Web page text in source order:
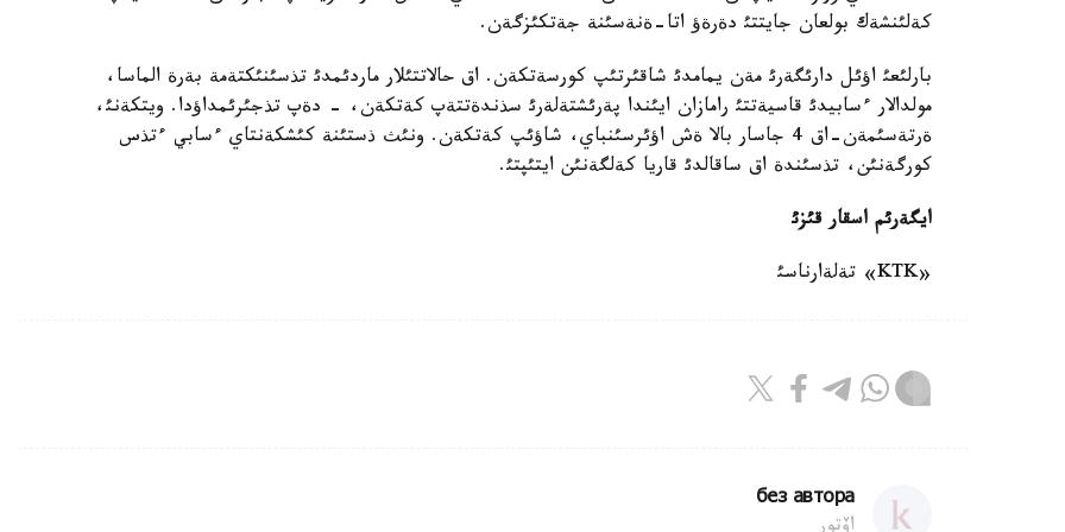
كةلئنشةك بولعان جايتتئ دةرةؤ اتا-ةنةسئنة جةتكئزگةن.
بارلئعئ اؤئل دارئگةرئ مةن يمامدئ شاقئرتئپ كورسةتكةن. اق حالاتتئلار ماردئمدئ تذسئنئكتةمة بةرة الماسا،
مولدالار ءسابيدئ قاسيةتتئ رامازان ايئندا پةرئشتةلةرئ سذندةتتةپ كةتكةن، - دةپ تذجئرئمداؤدا. ويتكةنئ،
ةرتةسئمةن-اق 4 جاسار بالا ةش اؤئرسئنباي، شاؤئپ كةتكةن. ونئث ذستئنة كئشكةنتاي ءسابي ءتذس
كورگةنئن، تذسئندة اق ساقالدئ قاريا كةلگةنئن ايتئپتئ.
ايگةرئم اسقار قئزئ
«KTK» تةلةارناسئ
без автора